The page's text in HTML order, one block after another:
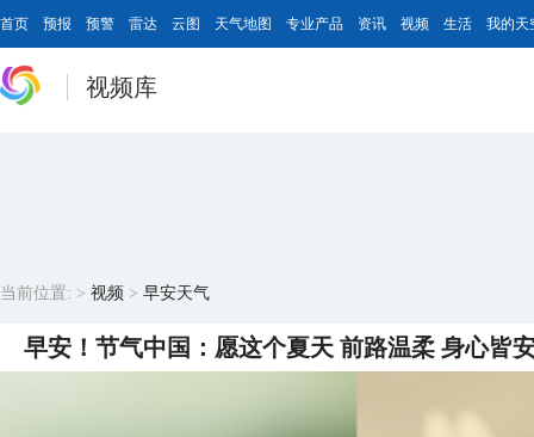
首页 预报 预警 雷达 云图 天气地图 专业产品 资讯 视频 生活 我的天
视频库
当前位置: > 视频 > 早安天气
早安！节气中国：愿这个夏天 前路温柔 身心皆